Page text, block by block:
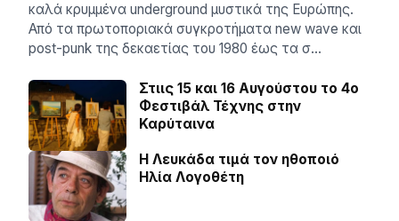
καλά κρυμμένα underground μυστικά της Ευρώπης.
Από τα πρωτοποριακά συγκροτήματα new wave και
post-punk της δεκαετίας του 1980 έως τα σ…
Στιις 15 και 16 Αυγούστου το 4ο
Φεστιβάλ Τέχνης στην
Καρύταινα
Η Λευκάδα τιμά τον ηθοποιό
Ηλία Λογοθέτη